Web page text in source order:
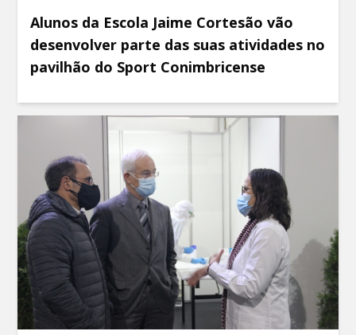
Alunos da Escola Jaime Cortesão vão
desenvolver parte das suas atividades no
pavilhão do Sport Conimbricense